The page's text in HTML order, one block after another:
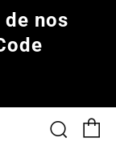
de nos